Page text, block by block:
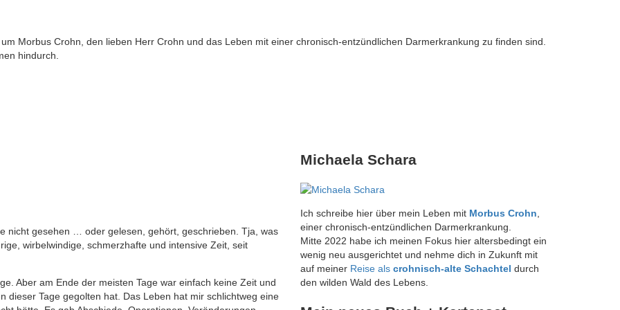
Morbus Crohn, den lieben Herr Crohn und das Leben mit einer chronisch-entzündlichen Darmerkrankung zu finden sind.
hindurch.
nicht gesehen … oder gelesen, gehört, geschrieben. Tja, was
wirbelwindige, schmerzhafte und intensive Zeit, seit
Aber am Ende der meisten Tage war einfach keine Zeit und
dieser Tage gegolten hat. Das Leben hat mir schlichtweg eine
Michaela Schara
Ich schreibe hier über mein Leben mit Morbus Crohn,
einer chronisch-entzündlichen Darmerkrankung.
Mitte 2022 habe ich meinen Fokus hier altersbedingt ein
wenig neu ausgerichtet und nehme dich in Zukunft mit
auf meiner Reise als crohnisch-alte Schachtel durch
den wilden Wald des Lebens.